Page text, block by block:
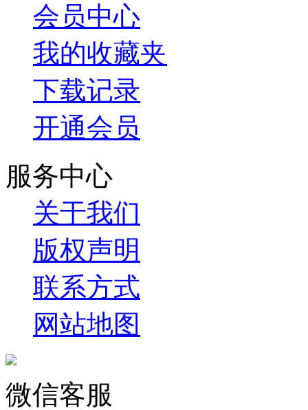
会员中心
我的收藏夹
下载记录
开通会员
服务中心
关于我们
版权声明
联系方式
网站地图
微信客服